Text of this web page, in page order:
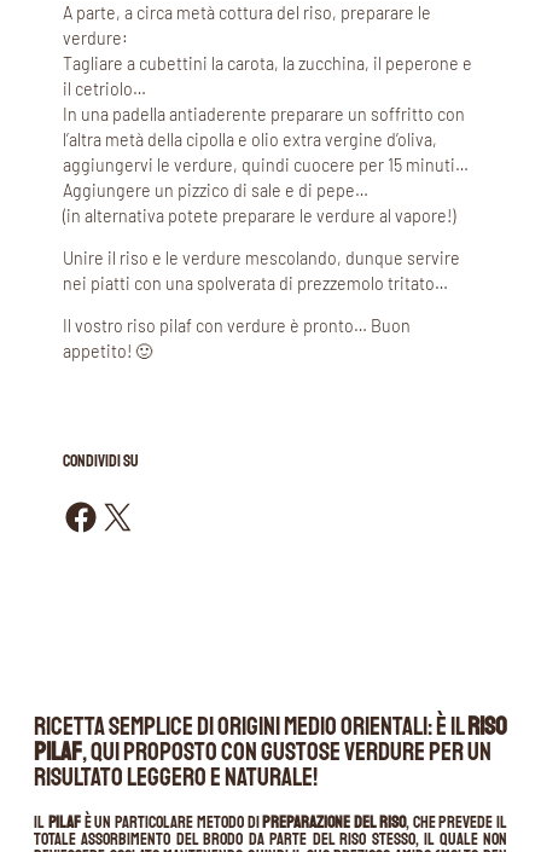
A parte, a circa metà cottura del riso, preparare le
verdure:
Tagliare a cubettini la carota, la zucchina, il peperone e
il cetriolo…
In una padella antiaderente preparare un soffritto con
l’altra metà della cipolla e olio extra vergine d’oliva,
aggiungervi le verdure, quindi cuocere per 15 minuti…
Aggiungere un pizzico di sale e di pepe…
(in alternativa potete preparare le verdure al vapore!)
Unire il riso e le verdure mescolando, dunque servire
nei piatti con una spolverata di prezzemolo tritato…
Il vostro riso pilaf con verdure è pronto… Buon
appetito! 🙂
CONDIVIDI SU
Condividi su Facebook Condividi su X
Ricetta semplice di origini medio orientali: è ilRiso
Pilaf, qui proposto con gustose verdure per un
risultato leggero e naturale!
IlPilafè un particolare metodo dipreparazione del riso, che prevede il
totale assorbimento del brodo da parte del riso stesso, il quale non